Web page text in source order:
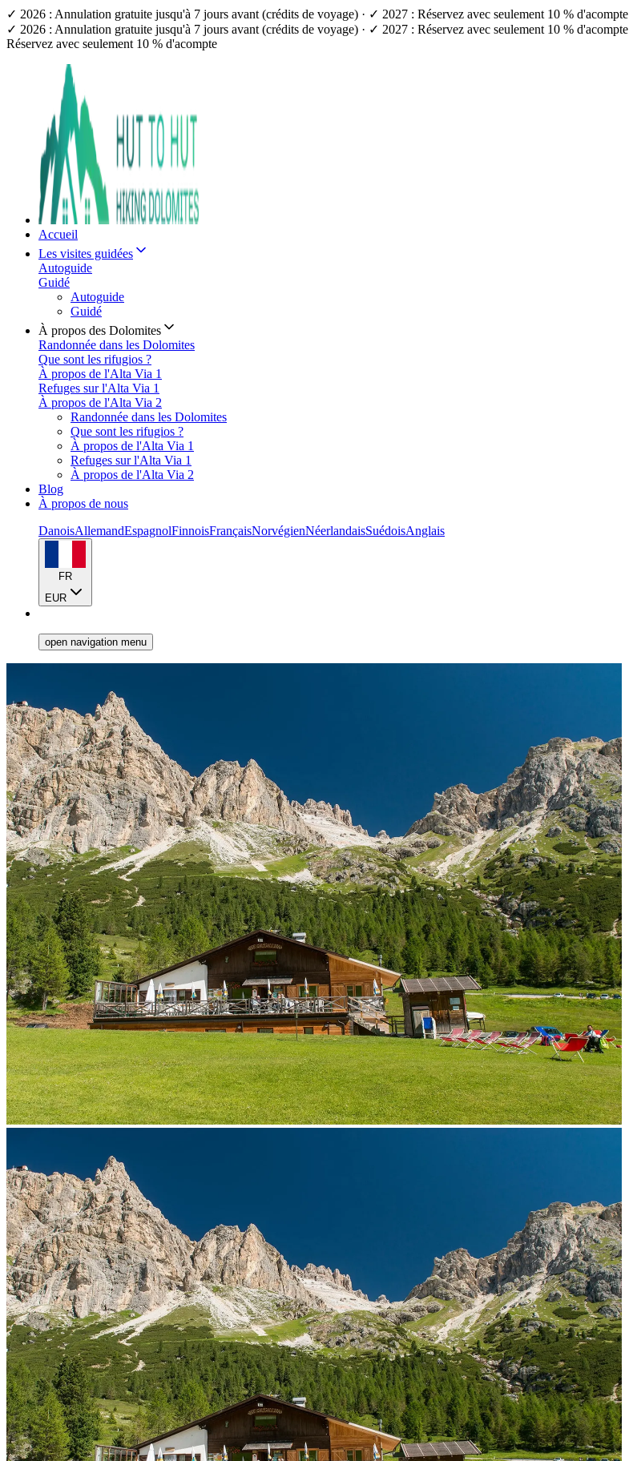
✓ 2026 : Annulation gratuite jusqu'à 7 jours avant (crédits de voyage) · ✓ 2027 : Réservez avec seulement 10 % d'acompte
✓ 2026 : Annulation gratuite jusqu'à 7 jours avant (crédits de voyage) · ✓ 2027 : Réservez avec seulement 10 % d'acompte
Réservez avec seulement 10 % d'acompte
Accueil
Les visites guidées
Autoguide
Guidé
Autoguide
Guidé
À propos des Dolomites
Randonnée dans les Dolomites
Que sont les rifugios ?
À propos de l'Alta Via 1
Refuges sur l'Alta Via 1
À propos de l'Alta Via 2
Randonnée dans les Dolomites
Que sont les rifugios ?
À propos de l'Alta Via 1
Refuges sur l'Alta Via 1
À propos de l'Alta Via 2
Blog
À propos de nous
DanoisAllemandEspagnolFinnoisFrançaisNorvégienNéerlandaisSuédoisAnglais
FR
EUR
open navigation menu